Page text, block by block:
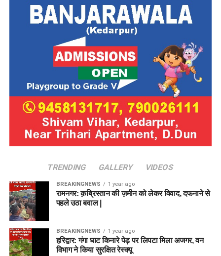
TRENDING GALLERY VIDEOS
BREAKINGNEWS 1 year ago
रामनगर: क़ब्रिस्तान की ज़मीन को लेकर विवाद, दफनाने से
पहले उठा बवाल |
BREAKINGNEWS 1 year ago
हरिद्वार: गंगा घाट किनारे पेड़ पर लिपटा मिला अजगर, वन
विभाग ने किया सुरक्षित रेस्क्यू